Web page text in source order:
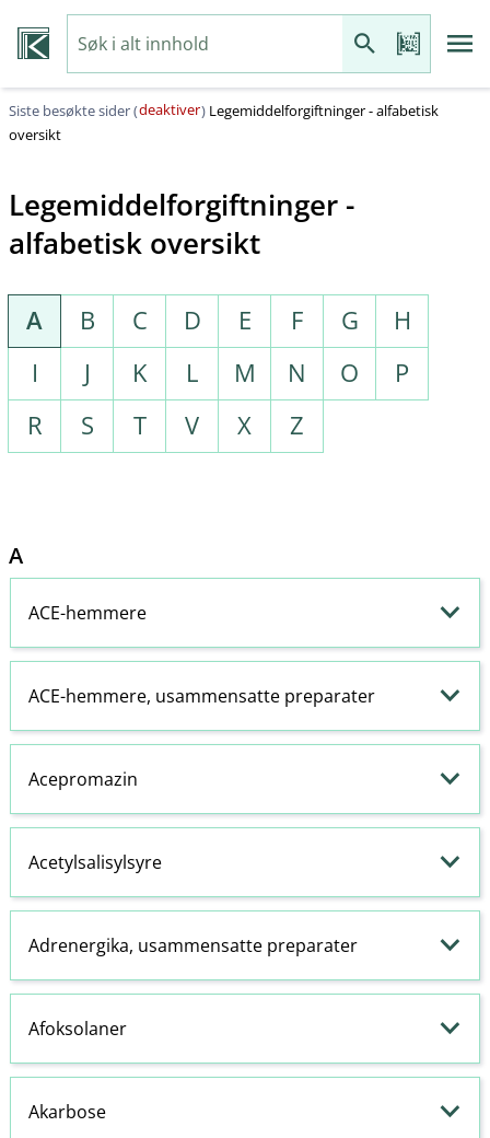
Siste besøkte sider (deaktiver) Legemiddelforgiftninger - alfabetisk
oversikt
Legemiddelforgiftninger -
alfabetisk oversikt
A B C D E F G
H
I
J K L M N O
P
R
S T V X Z
A
ACE-hemmere
ACE-hemmere, usammensatte preparater
Acepromazin
Acetylsalisylsyre
Adrenergika, usammensatte preparater
Afoksolaner
Akarbose